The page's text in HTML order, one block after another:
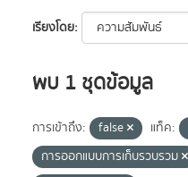
เรียงโดย
พบ 1 ชุดข้อมูล
การเข้าถึง: false แท็ค:
การออกแบบการเก็บรวบรวม